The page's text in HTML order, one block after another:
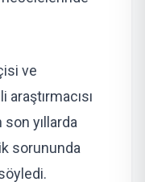
ve
yıllarda
sorununda